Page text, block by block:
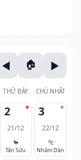
THỨ BẢY CHỦ NHẬT
2
21/12
🐂
Tân Sửu
3
22/12
🐅
Nhâm Dần